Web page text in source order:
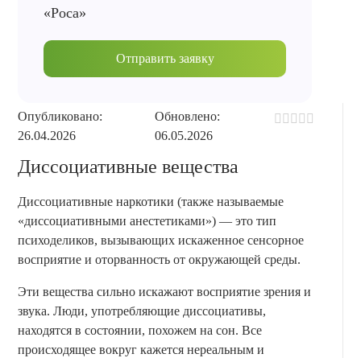
Опубликовано:
26.04.2026
Обновлено:
06.05.2026
Диссоциативные вещества
Диссоциативные наркотики (также называемые
«диссоциативными анестетиками») — это тип
психоделиков, вызывающих искаженное сенсорное
восприятие и оторванность от окружающей среды.
Эти вещества сильно искажают восприятие зрения и
звука. Люди, употребляющие диссоциативы,
находятся в состоянии, похожем на сон. Все
происходящее вокруг кажется нереальным и
«Роса»
Отправить заявку